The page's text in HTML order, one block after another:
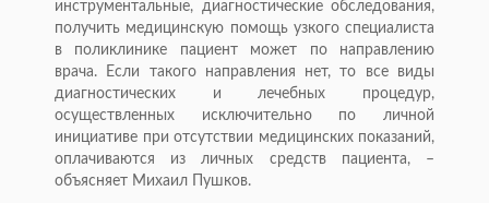
инструментальные, диагностические обследования,
получить медицинскую помощь узкого специалиста
в поликлинике пациент может по направлению
врача. Если такого направления нет, то все виды
диагностических и лечебных процедур,
осуществленных исключительно по личной
инициативе при отсутствии медицинских показаний,
оплачиваются из личных средств пациента, –
объясняет Михаил Пушков.